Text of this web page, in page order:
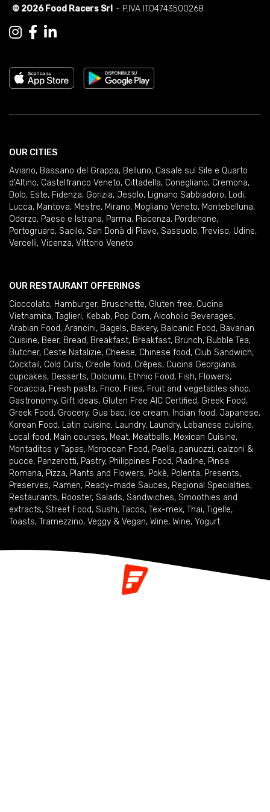
© 2026 Food Racers Srl - P.IVA IT04743500268
OUR CITIES
Aviano, Bassano del Grappa, Belluno, Casale sul Sile e Quarto
d'Altino, Castelfranco Veneto, Cittadella, Conegliano, Cremona,
Dolo, Este, Fidenza, Gorizia, Jesolo, Lignano Sabbiadoro, Lodi,
Lucca, Mantova, Mestre, Mirano, Mogliano Veneto, Montebelluna,
Oderzo, Paese e Istrana, Parma, Piacenza, Pordenone,
Portogruaro, Sacile, San Donà di Piave, Sassuolo, Treviso, Udine,
Vercelli, Vicenza, Vittorio Veneto
OUR RESTAURANT OFFERINGS
Cioccolato, Hamburger, Bruschette, Gluten free, Cucina
Vietnamita, Taglieri, Kebab, Pop Corn, Alcoholic Beverages,
Arabian Food, Arancini, Bagels, Bakery, Balcanic Food, Bavarian
Cuisine, Beer, Bread, Breakfast, Breakfast, Brunch, Bubble Tea,
Butcher, Ceste Natalizie, Cheese, Chinese food, Club Sandwich,
Cocktail , Cold Cuts, Creole food, Crêpes, Cucina Georgiana,
cupcakes, Desserts, Dolciumi, Ethnic Food, Fish, Flowers,
Focaccia, Fresh pasta, Frico, Fries, Fruit and vegetables shop,
Gastronomy, Gift ideas, Gluten Free AIC Certified, Greek Food,
Greek Food, Grocery, Gua bao, Ice cream, Indian food, Japanese,
Korean Food, Latin cuisine, Laundry, Laundry, Lebanese cuisine,
Local food, Main courses, Meat, Meatballs, Mexican Cuisine,
Montaditos y Tapas, Moroccan Food, Paella, panuozzi, calzoni &
pucce, Panzerotti, Pastry, Philippines Food, Piadine, Pinsa
Romana, Pizza, Plants and Flowers, Pokè, Polenta, Presents,
Preserves, Ramen, Ready-made Sauces, Regional Specialties,
Restaurants, Rooster, Salads, Sandwiches, Smoothies and
extracts, Street Food, Sushi, Tacos, Tex-mex, Thai, Tigelle,
Toasts, Tramezzino, Veggy & Vegan, Wine, Wine, Yogurt